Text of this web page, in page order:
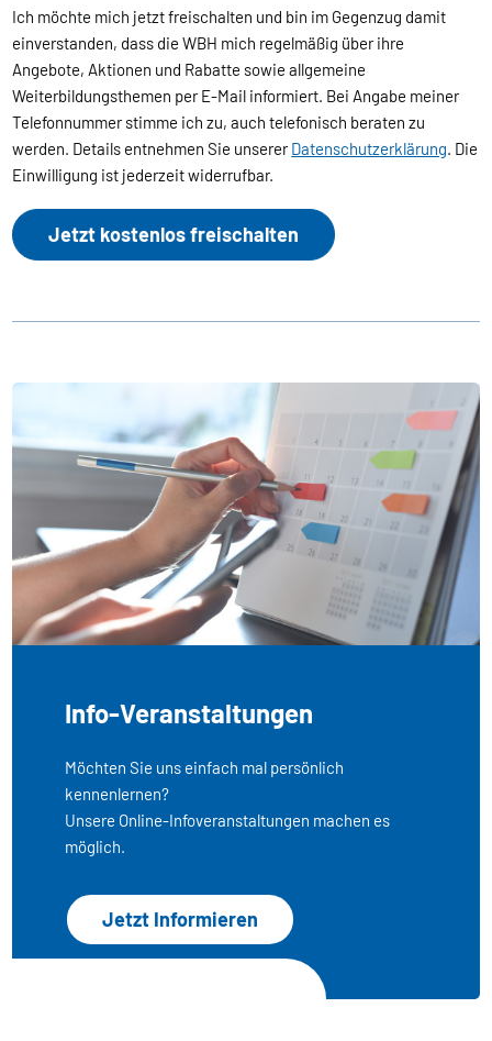
Ich möchte mich jetzt freischalten und bin im Gegenzug damit
einverstanden, dass die WBH mich regelmäßig über ihre
Angebote, Aktionen und Rabatte sowie allgemeine
Weiterbildungsthemen per E-Mail informiert. Bei Angabe meiner
Telefonnummer stimme ich zu, auch telefonisch beraten zu
werden. Details entnehmen Sie unsererDatenschutzerklärung. Die
Einwilligung ist jederzeit widerrufbar.
Jetzt kostenlos freischalten
Info-Veranstaltungen
Möchten Sie uns einfach mal persönlich
kennenlernen?
Unsere Online-Infoveranstaltungen machen es
möglich.
Jetzt Informieren